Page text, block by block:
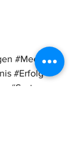
#Meetings
#Erfolg
#System